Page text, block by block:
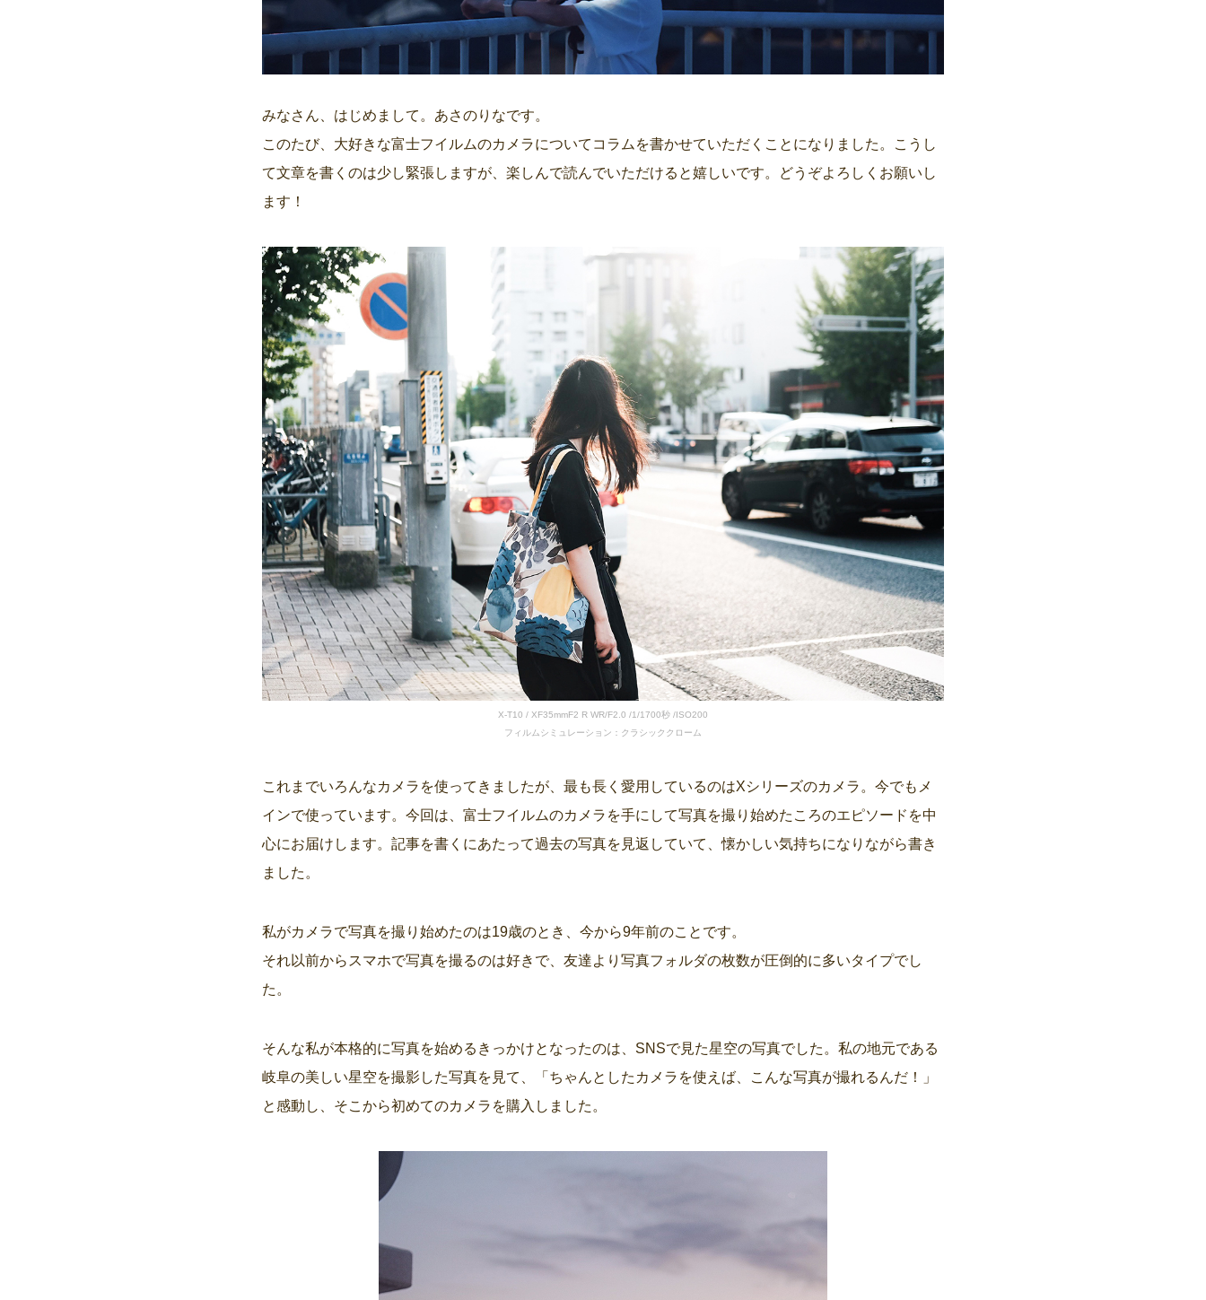
みなさん、はじめまして。あさのりなです。
このたび、大好きな富士フイルムのカメラについてコラムを書かせていただくことになりました。こうし
て文章を書くのは少し緊張しますが、楽しんで読んでいただけると嬉しいです。どうぞよろしくお願いし
ます！
X-T10 / XF35mmF2 R WR/F2.0 /1/1700秒 /ISO200
フィルムシミュレーション：クラシッククローム
これまでいろんなカメラを使ってきましたが、最も長く愛用しているのはXシリーズのカメラ。今でもメ
インで使っています。今回は、富士フイルムのカメラを手にして写真を撮り始めたころのエピソードを中
心にお届けします。記事を書くにあたって過去の写真を見返していて、懐かしい気持ちになりながら書き
ました。
私がカメラで写真を撮り始めたのは19歳のとき、今から9年前のことです。
それ以前からスマホで写真を撮るのは好きで、友達より写真フォルダの枚数が圧倒的に多いタイプでし
た。
そんな私が本格的に写真を始めるきっかけとなったのは、SNSで見た星空の写真でした。私の地元である
岐阜の美しい星空を撮影した写真を見て、「ちゃんとしたカメラを使えば、こんな写真が撮れるんだ！」
と感動し、そこから初めてのカメラを購入しました。